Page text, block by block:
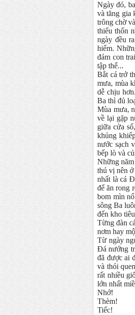
Ngày đó,
và tăng gia
trông chờ
thiếu thốn
ngày đều
hiểm.
đám con
tập thể...
Bắt cá trở
mưa, mùa
dễ chịu
Ba thì đủ
Mùa mưa,
về lại gặp
giữa cửa
khủng
nước sạch
bếp lò và
Những
thú vị nên
nhất là cá
để ăn rong
bom mìn
sông Ba
đến kho
Từng đàn
nơm hay
Từ ngày
Đá nướng
đã được ai
và thói
rất nhiều
lớn nhất
Nhớ!
Thèm!
Tiếc!